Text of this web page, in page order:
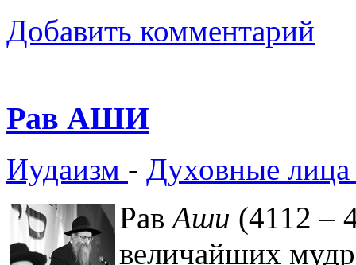
Добавить комментарий
Рав АШИ
Иудаизм - Духовные
РавАши (4112 –
величайших